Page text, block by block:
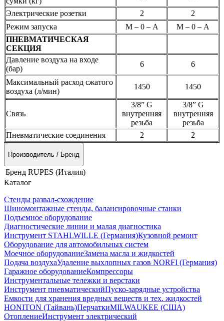
Электрические розетки
2
2
Режим запуска
М – 0 – А
М – 0 – А
ПНЕВМАТИЧЕСКАЯ
СЕКЦИЯ
Давление воздуха на входе
(бар)
6 6
Максимальный расход сжатого
воздуха (л/мин)
1450 1450
Связь
3/8” G
внутренняя
резьба
3/8” G
внутренняя
резьба
Пневматические соединения
2 2
Производитель / Бренд
Бренд RUPES (Италия)
Каталог
Стенды развал-схождение
Шиномонтажные стенды, балансировочные станки
Подъемное оборудование
Диагностические линии и малая диагностика
Инструмент STAHLWILLE (Германия)Кузовной ремонт
Оборудование для автомобильных систем
Моечное оборудованиеЗамена масла и жидкостей
Подача воздухаУдаление выхлопных газов NORFI (Германия)
Гаражное оборудованиеКомпрессоры
Инструментальные тележки и верстаки
Инструмент пневматическийПуско-зарядные устройства
Емкости для хранения вредных веществ и тех. жидкостей
HONITON (Тайвань)ПерчаткиMILWAUKEE (США)
ОтоплениеИнструмент электрический